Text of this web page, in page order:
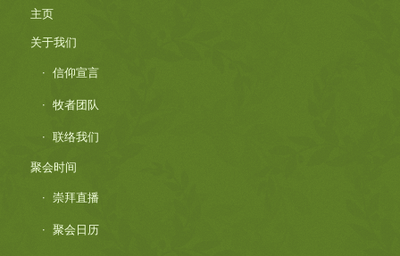
主页
关于我们
信仰宣言
牧者团队
联络我们
聚会时间
崇拜直播
聚会日历